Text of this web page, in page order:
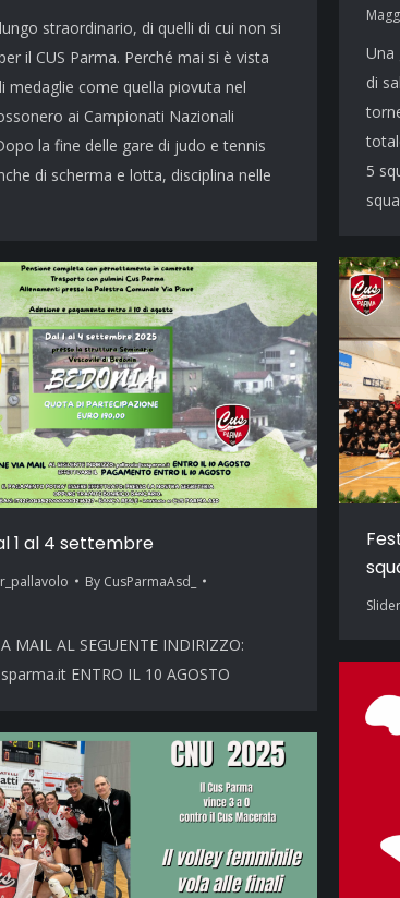
straordinario, di quelli di cui non si
il CUS Parma. Perché mai si è vista
medaglie come quella piovuta nel
ai Campionati Nazionali
la fine delle gare di judo e tennis
di scherma e lotta, disciplina nelle
Una
di
5
1 al 4 settembre
By CusParmaAsd_
MAIL AL SEGUENTE INDIRIZZO:
ENTRO IL 10 AGOSTO